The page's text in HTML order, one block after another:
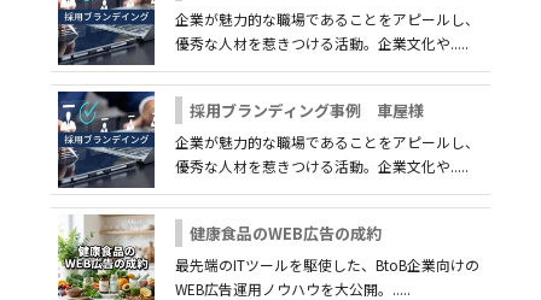
企業が魅力的な職場であることをアピールし、
優秀な人材を惹きつける活動。企業文化や.....
採用ブランディング事例 車屋様
企業が魅力的な職場であることをアピールし、
優秀な人材を惹きつける活動。企業文化や.....
健康食品のWEB広告の成約
最先端のITツールを駆使した、BtoB企業向けの
WEB広告運用ノウハウを大公開。.....